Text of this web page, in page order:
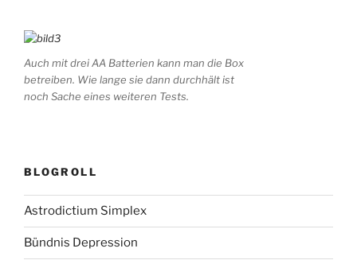
Auch mit drei AA Batterien kann man die Box
betreiben. Wie lange sie dann durchhält ist
noch Sache eines weiteren Tests.
BLOGROLL
Astrodictium Simplex
Bündnis Depression